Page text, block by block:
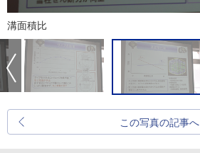
溝面積比
この写真の記事へ